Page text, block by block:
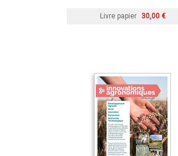
Livre papier 30,00 €